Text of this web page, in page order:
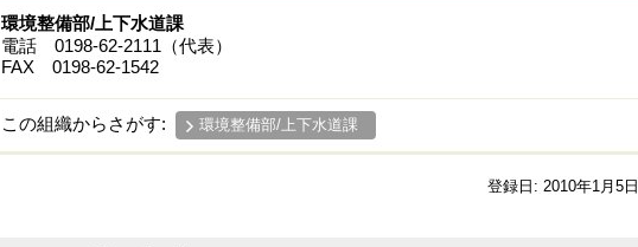
環境整備部/上下水道課
電話 0198-62-2111（代表）
FAX 0198-62-1542
この組織からさがす: 環境整備部/上下水道課
登録日: 2010年1月5日